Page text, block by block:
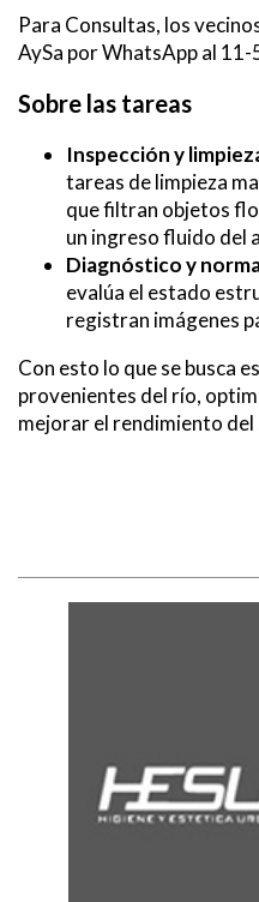
Para Consultas, los
AySa por WhatsApp al
Sobre las tareas
Inspección y
tareas de limpieza
que filtran objetos
un ingreso fluido del
Diagnóstico y
evalúa el estado
registran imágenes
Con esto lo que se busca
provenientes del río,
mejorar el rendimiento del